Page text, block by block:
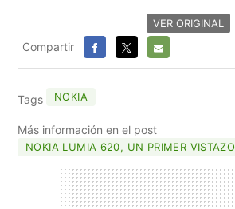
VER ORIGINAL
Compartir
FACEBOOK
X
E-
Tags NOKIA
Más información en el post
NOKIA LUMIA 620, UN PRIMER VISTAZO